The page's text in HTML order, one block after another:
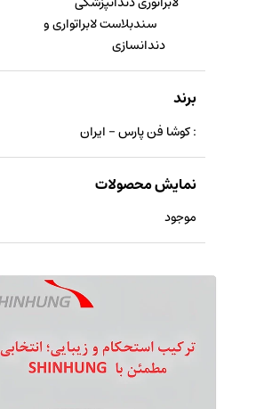
سندبلاست لابراتواری و
دندانسازی
برند
: کوشا فن پارس - ایران
نمایش محصولات
موجود